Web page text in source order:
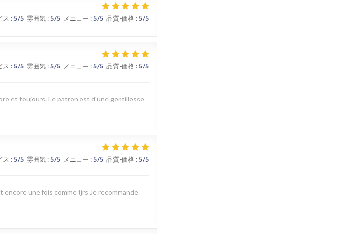
ス : 5/5 雰囲気: 5/5 メニュー : 5/5 品質-価格: 5/5
ス : 5/5 雰囲気: 5/5 メニュー : 5/5 品質-価格: 5/5
et toujours. Le patron est d'une gentillesse
ス : 5/5 雰囲気: 5/5 メニュー : 5/5 品質-価格: 5/5
une fois comme tjrs Je recommande